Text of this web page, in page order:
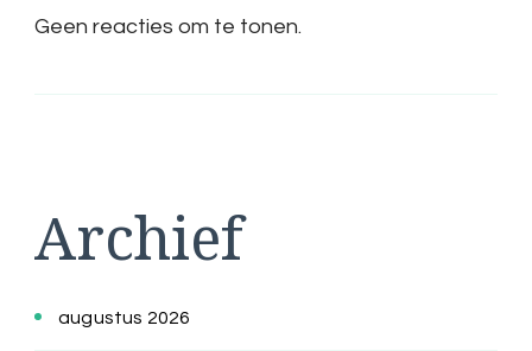
Geen reacties om te tonen.
Archief
augustus 2026